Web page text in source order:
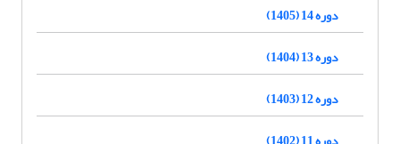
دوره 14 (1405)
دوره 13 (1404)
دوره 12 (1403)